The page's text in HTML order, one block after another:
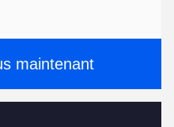
maintenant